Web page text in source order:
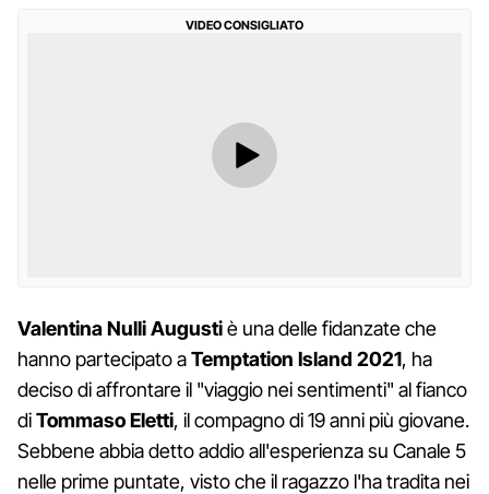
VIDEO CONSIGLIATO
Valentina Nulli Augustiè una delle fidanzate che
hanno partecipato aTemptation Island 2021, ha
deciso di affrontare il "viaggio nei sentimenti" al fianco
diTommaso Eletti, il compagno di 19 anni più giovane.
Sebbene abbia detto addio all'esperienza su Canale 5
nelle prime puntate, visto che il ragazzo l'ha tradita nei